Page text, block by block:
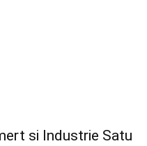
si Industrie Satu